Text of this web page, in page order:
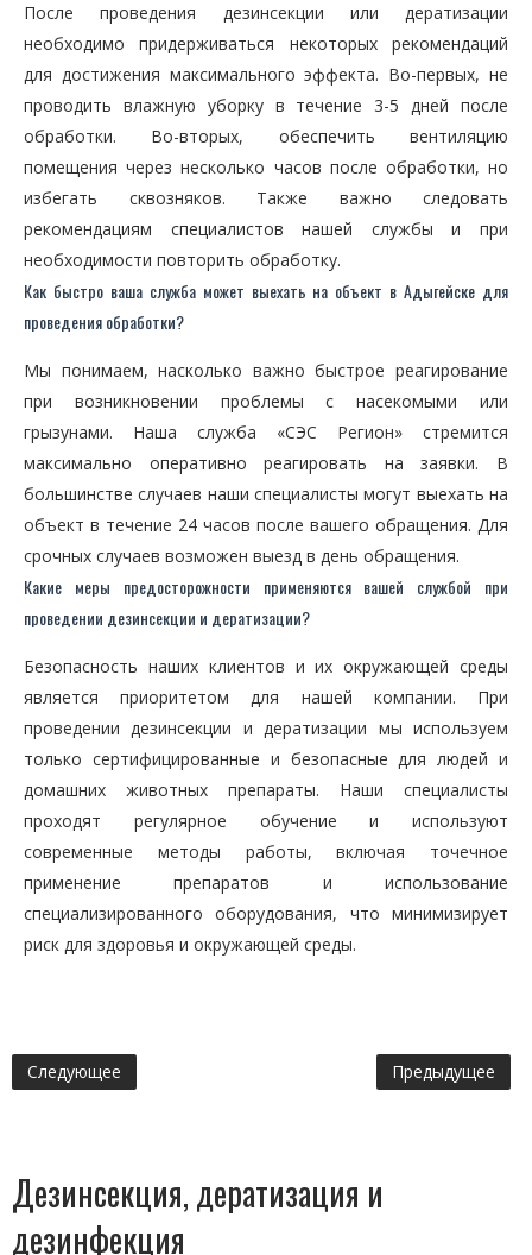
После проведения дезинсекции или дератизации
необходимо придерживаться некоторых рекомендаций
для достижения максимального эффекта. Во-первых, не
проводить влажную уборку в течение 3-5 дней после
обработки. Во-вторых, обеспечить вентиляцию
помещения через несколько часов после обработки, но
избегать сквозняков. Также важно следовать
рекомендациям специалистов нашей службы и при
необходимости повторить обработку.
Как быстро ваша служба может выехать на объект в Адыгейске для
проведения обработки?
Мы понимаем, насколько важно быстрое реагирование
при возникновении проблемы с насекомыми или
грызунами. Наша служба «СЭС Регион» стремится
максимально оперативно реагировать на заявки. В
большинстве случаев наши специалисты могут выехать на
объект в течение 24 часов после вашего обращения. Для
срочных случаев возможен выезд в день обращения.
Какие меры предосторожности применяются вашей службой при
проведении дезинсекции и дератизации?
Безопасность наших клиентов и их окружающей среды
является приоритетом для нашей компании. При
проведении дезинсекции и дератизации мы используем
только сертифицированные и безопасные для людей и
домашних животных препараты. Наши специалисты
проходят регулярное обучение и используют
современные методы работы, включая точечное
применение препаратов и использование
специализированного оборудования, что минимизирует
риск для здоровья и окружающей среды.
Следующее Предыдущее
Дезинсекция, дератизация и
дезинфекция